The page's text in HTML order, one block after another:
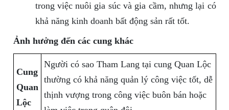
trong việc nuôi gia súc và gia cầm, nhưng lại có
khả năng kinh doanh bất động sản rất tốt.
Ảnh hưởng đến các cung khác
Cung
Quan
Lộc
Người có sao Tham Lang tại cung Quan Lộc
thường có khả năng quản lý công việc tốt, dễ
thịnh vượng trong công việc buôn bán hoặc